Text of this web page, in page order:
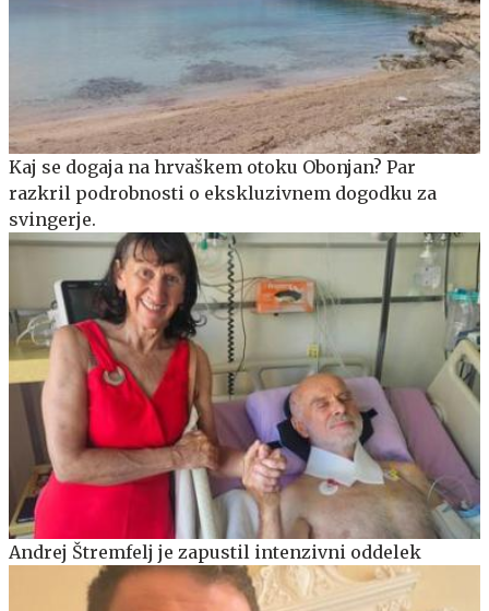
Kaj se dogaja na hrvaškem otoku Obonjan? Par
razkril podrobnosti o ekskluzivnem dogodku za
svingerje.
Andrej Štremfelj je zapustil intenzivni oddelek